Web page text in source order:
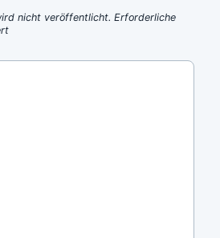
nicht veröffentlicht. Erforderliche